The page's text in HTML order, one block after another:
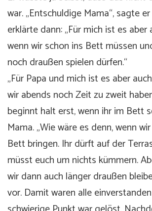
war. „Entschuldige Mama“, sagte
erklärte dann: „Für mich ist es
wenn wir schon ins Bett müssen
noch draußen spielen dürfen.“
„Für Papa und mich ist es aber
wir abends noch Zeit zu zweit
beginnt halt erst, wenn ihr im Bett
Mama. „Wie wäre es denn, wenn
Bett bringen. Ihr dürft auf der
müsst euch um nichts kümmern.
wir dann auch länger draußen
vor. Damit waren alle